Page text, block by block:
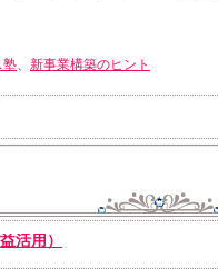
塾、 新事業構築のヒント
活用）